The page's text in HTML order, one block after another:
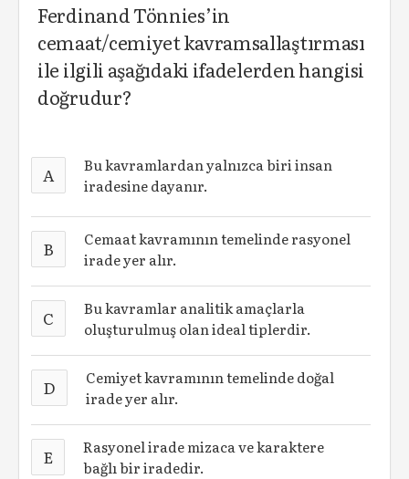
Ferdinand Tönnies’in
cemaat/cemiyet kavramsallaştırması
ile ilgili aşağıdaki ifadelerden hangisi
doğrudur?
A
Bu kavramlardan yalnızca biri insan
iradesine dayanır.
B
Cemaat kavramının temelinde rasyonel
irade yer alır.
C
Bu kavramlar analitik amaçlarla
oluşturulmuş olan ideal tiplerdir.
D
Cemiyet kavramının temelinde doğal
irade yer alır.
E
Rasyonel irade mizaca ve karaktere
bağlı bir iradedir.